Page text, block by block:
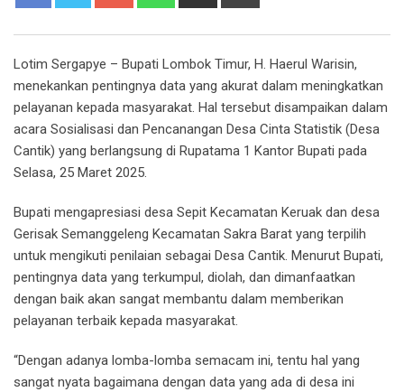
Lotim Sergapye – Bupati Lombok Timur, H. Haerul Warisin,
menekankan pentingnya data yang akurat dalam meningkatkan
pelayanan kepada masyarakat. Hal tersebut disampaikan dalam
acara Sosialisasi dan Pencanangan Desa Cinta Statistik (Desa
Cantik) yang berlangsung di Rupatama 1 Kantor Bupati pada
Selasa, 25 Maret 2025.
Bupati mengapresiasi desa Sepit Kecamatan Keruak dan desa
Gerisak Semanggeleng Kecamatan Sakra Barat yang terpilih
untuk mengikuti penilaian sebagai Desa Cantik. Menurut Bupati,
pentingnya data yang terkumpul, diolah, dan dimanfaatkan
dengan baik akan sangat membantu dalam memberikan
pelayanan terbaik kepada masyarakat.
“Dengan adanya lomba-lomba semacam ini, tentu hal yang
sangat nyata bagaimana dengan data yang ada di desa ini